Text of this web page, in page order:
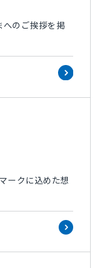
へのご挨拶を掲
ークに込めた想